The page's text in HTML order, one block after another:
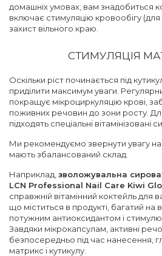
домашніх умовах, вам знадобиться
включає стимуляцію кровообігу
захист вільного краю.
СТИМУЛЯЦІЯ
Оскільки ріст починається під
приділити максимум уваги.
покращує мікроциркуляцію крові,
поживних речовин до зони росту.
підходять спеціальні вітамінізовані
Ми рекомендуємо звернути увагу на
мають збалансований склад.
Наприклад, зволожувальна
LCN Professional Nail Care Kiwi
справжній вітамінний коктейль для
що міститься в продукті, багатий на
потужним антиоксидантом і
Завдяки мікрокапсулам, активні
безпосередньо під час нанесення,
матрикс і кутикулу.